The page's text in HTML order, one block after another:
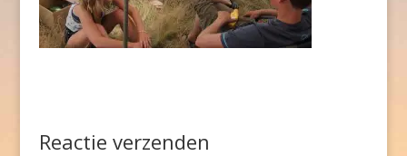
Reactie verzenden